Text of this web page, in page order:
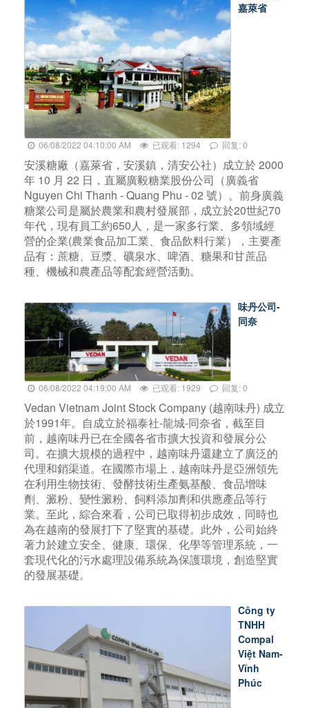
嘉萊省
06/08/2022 04:10:00 AM 已观看: 1294 回复: 0
安溪糖廠（嘉萊省，安溪鎮，清安公社）成立於 2000
年 10 月 22 日，直屬廣毅糖業股份公司（廣義省
Nguyen Chi Thanh - Quang Phu - 02 號）。前身廣義
糖業公司是屬於農業和農村發展部，成立於20世紀70
年代，現有員工約650人，是一家多行業、多領域經
營的企業(農業食品加工業、食品飲料行業），主要產
品有：蔗糖、豆漿、礦泉水、啤酒、糖果和甘蔗品
種、機械和農產品等配套經營活動。
味丹公司-
同奈
06/08/2022 04:19:00 AM 已观看: 1929 回复: 0
Vedan Vietnam Joint Stock Company (越南味丹) 成立
於1991年。自成立於福泰社-龍城-同奈省，截至目
前，越南味丹已在全國各省市擴大投資和發展分公
司。在擴大規模的過程中，越南味丹還建立了廣泛的
代理和銷渠道。在國際市場上，越南味丹是亞洲領先
在利用生物技術、發酵技術生產氨基酸、食品增味
劑、澱粉、變性澱粉、飼料添加劑和供應產品等行
業。至此，綜合來看，公司已取得初步成效，同時也
為在越南的發展打下了堅實的基礎。此外，公司始終
著力於建立安全、健康、環保、化學等管理系統，一
套現代化的污水處理設備系統為保護環境，創造堅實
的發展基礎。
Công ty
TNHH
Compal
Việt Nam-
Vĩnh
Phúc